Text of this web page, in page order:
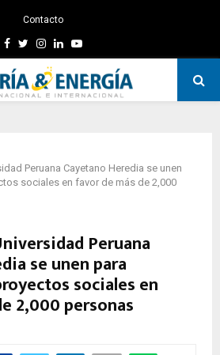
Contacto
Facebook
TwitterInstagram
LinkedinYoutube
Peruana Cayetano Heredia se unen
sociales en favor de más de 2,000
Peruana
se unen para
sociales en
2,000 personas